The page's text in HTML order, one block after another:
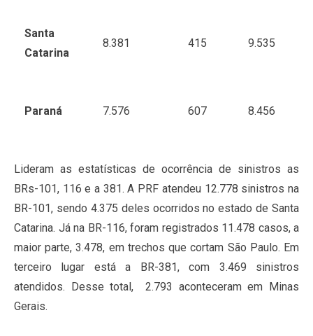
Santa
Catarina
8.381 415 9.535
Paraná 7.576 607 8.456
Lideram as estatísticas de ocorrência de sinistros as
BRs-101, 116 e a 381. A PRF atendeu 12.778 sinistros na
BR-101, sendo 4.375 deles ocorridos no estado de Santa
Catarina. Já na BR-116, foram registrados 11.478 casos, a
maior parte, 3.478, em trechos que cortam São Paulo. Em
terceiro lugar está a BR-381, com 3.469 sinistros
atendidos. Desse total, 2.793 aconteceram em Minas
Gerais.